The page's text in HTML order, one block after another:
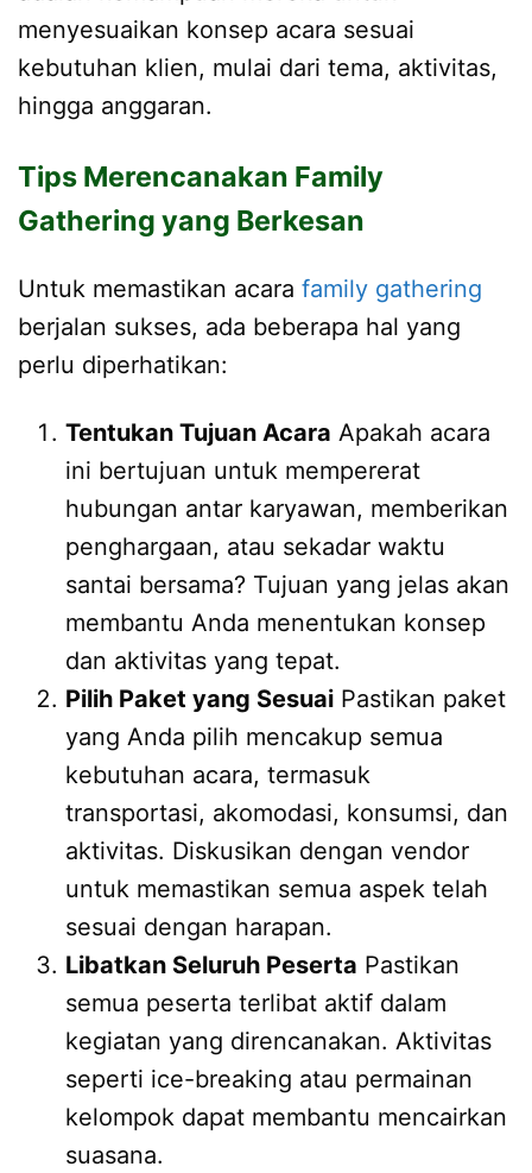
menyesuaikan konsep acara sesuai
kebutuhan klien, mulai dari tema, aktivitas,
hingga anggaran.
Tips Merencanakan Family
Gathering yang Berkesan
Untuk memastikan acara family gathering
berjalan sukses, ada beberapa hal yang
perlu diperhatikan:
Tentukan Tujuan Acara Apakah acara
ini bertujuan untuk mempererat
hubungan antar karyawan, memberikan
penghargaan, atau sekadar waktu
santai bersama? Tujuan yang jelas akan
membantu Anda menentukan konsep
dan aktivitas yang tepat.
Pilih Paket yang Sesuai Pastikan paket
yang Anda pilih mencakup semua
kebutuhan acara, termasuk
transportasi, akomodasi, konsumsi, dan
aktivitas. Diskusikan dengan vendor
untuk memastikan semua aspek telah
sesuai dengan harapan.
Libatkan Seluruh Peserta Pastikan
semua peserta terlibat aktif dalam
kegiatan yang direncanakan. Aktivitas
seperti ice-breaking atau permainan
kelompok dapat membantu mencairkan
suasana.